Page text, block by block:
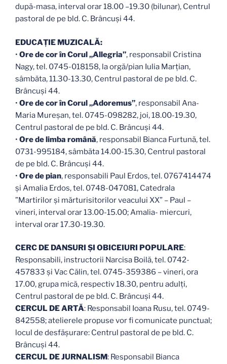
după-masa, interval orar 18.00 –19.30 (bilunar), Centrul
pastoral de pe bld. C. Brâncuși 44.
EDUCAŢIE MUZICALĂ:
• Ore de cor în Corul „Allegria”, responsabil Cristina
Nagy, tel. 0745-018158, la orgă/pian Iulia Marțian,
sâmbăta, 11.30-13.30, Centrul pastoral de pe bld. C.
Brâncuși 44.
• Ore de cor în Corul „Adoremus”, responsabil Ana-
Maria Mureșan, tel. 0745-098282, joi, 18.00-19.30,
Centrul pastoral de pe bld. C. Brâncuși 44.
• Ore de limba română, responsabil Bianca Furtună, tel.
0731-995184, sâmbăta 14.00-15.30, Centrul pastoral
de pe bld. C. Brâncuși 44.
• Ore de pian, responsabili Paul Erdos, tel. 0767414474
și Amalia Erdos, tel. 0748-047081, Catedrala
”Martirilor și mărturisitorilor veacului XX” – Paul –
vineri, interval orar 13.00-15.00; Amalia- miercuri,
interval orar 17.30-19.30.
CERC DE DANSURI ȘI OBICEIURI POPULARE:
Responsabili, instructorii Narcisa Boilă, tel. 0742-
457833 şi Vac Călin, tel. 0745-359386 – vineri, ora
17.00, grupa mică, respectiv 18.30, pentru adulți,
Centrul pastoral de pe bld. C. Brâncuși 44.
CERCUL DE ARTĂ: Responsabil Ioana Rusu, tel. 0749-
842558; atelierele propuse vor fi comunicate punctual;
locul de desfășurare: Centrul pastoral de pe bld. C.
Brâncuși 44.
CERCUL DE JURNALISM: Responsabil Bianca